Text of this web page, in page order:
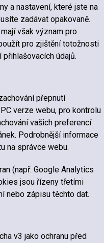
a nastavení, které jste na
zadávat opakovaně.
však význam pro
pro zjištění totožnosti
údajů.
přepnutí
verze webu, pro kontrolu
vašich preferencí
Podrobnější informace
na správce webu.
(např. Google Analytics
jsou řízeny třetími
nebo zápisu těchto dat.
v3 jako ochranu před